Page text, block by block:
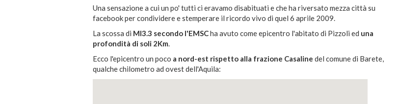
Una sensazione a cui un po' tutti ci eravamo disabituati e che ha riversato mezza città su
facebook per condividere e stemperare il ricordo vivo di quel 6 aprile 2009.
La scossa di Ml3.3 secondo l'EMSCha avuto come epicentro l'abitato di Pizzoli ed una
profondità di soli 2Km.
Ecco l'epicentro un poco a nord-est rispetto alla frazione Casaline del comune di Barete,
qualche chilometro ad ovest dell'Aquila: